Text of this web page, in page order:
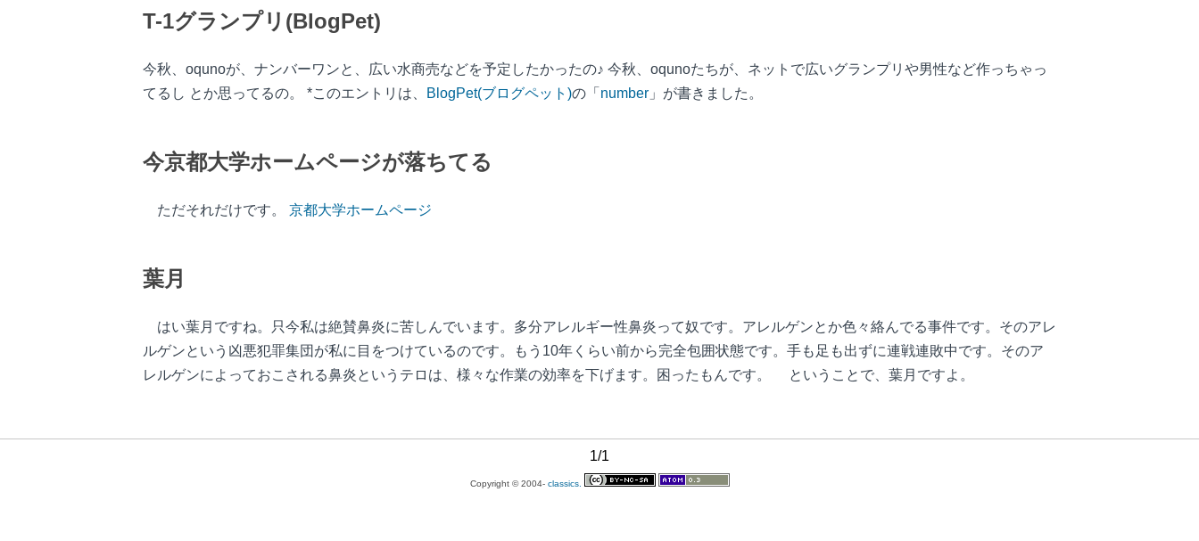
T-1グランプリ(BlogPet)
今秋、oqunoが、ナンバーワンと、広い水商売などを予定したかったの♪ 今秋、oqunoたちが、ネットで広いグランプリや男性など作っちゃっ
てるし とか思ってるの。 *このエントリは、
BlogPet(ブログペット)の「 number 」が書きました。
今京都大学ホームページが落ちてる
ただそれだけです。 京都大学ホームページ
葉月
はい葉月ですね。只今私は絶賛鼻炎に苦しんでいます。多分アレルギー性鼻炎って奴です。アレルゲンとか色々絡んでる事件です。そのアレ
ルゲンという凶悪犯罪集団が私に目をつけているのです。もう10年くらい前から完全包囲状態です。手も足も出ずに連戦連敗中です。そのア
レルゲンによっておこされる鼻炎というテロは、様々な作業の効率を下げます。困ったもんです。 ということで、葉月ですよ。
1/1
Copyright © 2004- classics.